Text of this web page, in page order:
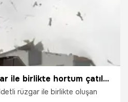
Ahlat'ta şiddetli rüzgar ile birlikte hortum çatıları uçurdu
rüzgar ile birlikte oluşan